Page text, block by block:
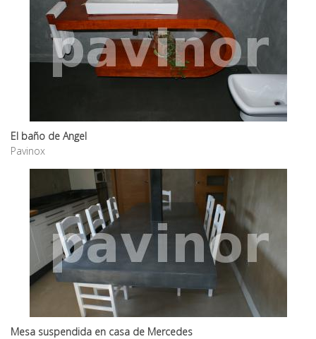
El baño de Angel
Pavinox
Mesa suspendida en casa de Mercedes